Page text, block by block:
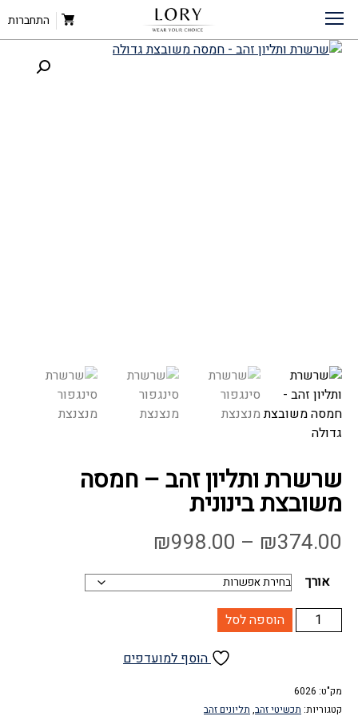
התחברות דף הבית תכשיטי זהב» שרשרת ותליון זהב – חמסה משובצת בינונית
שרשרת ותליון זהב – חמסה
משובצת בינונית
₪374.00
–
₪998.00
אורך
כמות
של
זהב
-
הוספה לסל
הוסף למועדפים
מק"ט: 6026
קטגוריות: תכשיטי זהב, תליונים זהב